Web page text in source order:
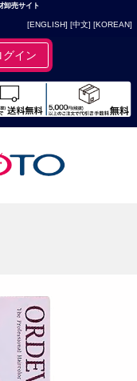
卸売サイト
[ENGLISH] [中文] [KOREAN]
イン